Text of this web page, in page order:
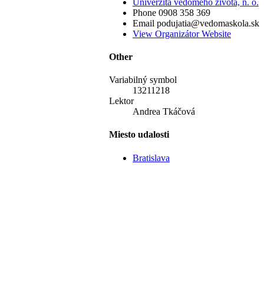
Phone 0908 358 369
Email podujatia@vedomaskola.sk
View Organizátor Website
Other
Variabilný symbol
13211218
Lektor
Andrea Tkáčová
Miesto udalosti
Bratislava